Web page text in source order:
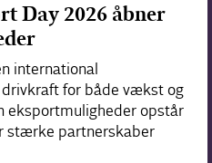
Day 2026 åbner
international
for både vækst og
eksportmuligheder opstår
stærke partnerskaber